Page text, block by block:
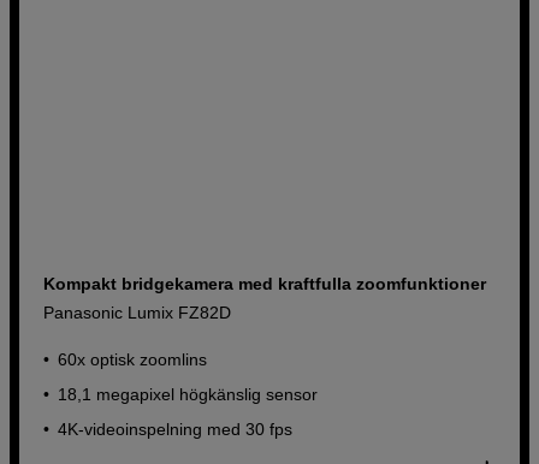
Kompakt bridgekamera med kraftfulla zoomfunktioner
Panasonic Lumix FZ82D
60x optisk zoomlins
18,1 megapixel högkänslig sensor
4K-videoinspelning med 30 fps